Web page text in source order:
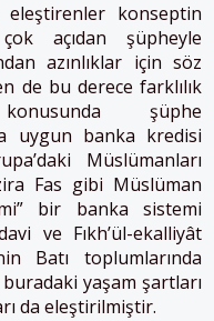
konseptin
açıdan şüpheyle
azınlıklar için söz
de bu derece farklılık
şüphe
uygun banka kredisi
Müslümanları
Fas gibi Müslüman
bir banka sistemi
ve Fıkh’ül-ekalliyât
Batı toplumlarında
yaşam şartları
da eleştirilmiştir.